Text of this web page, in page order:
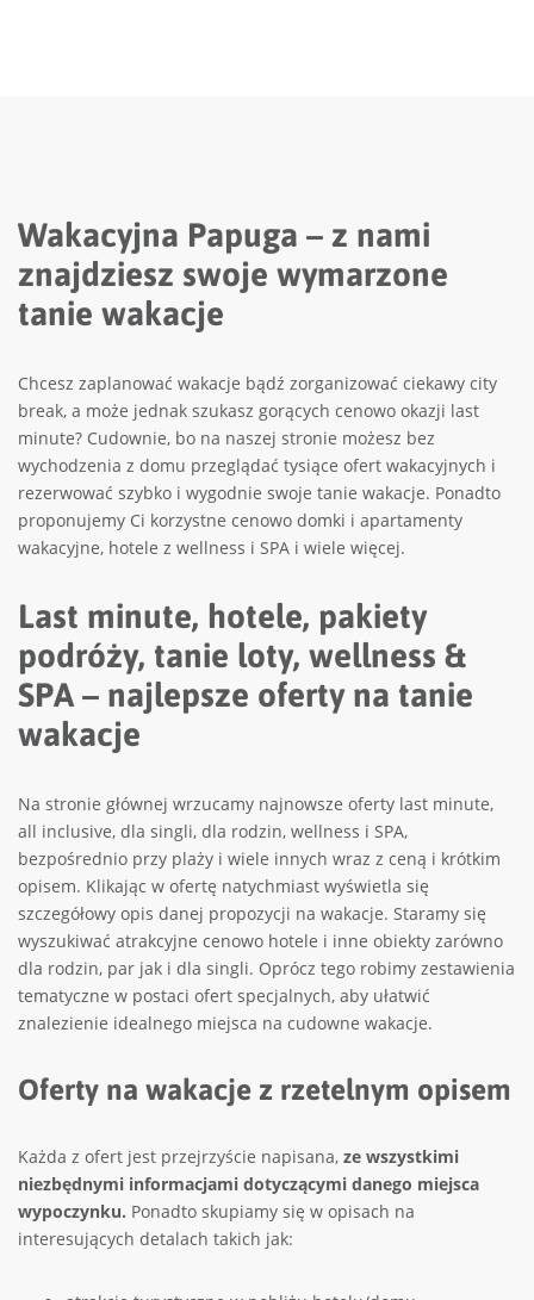
Wakacyjna Papuga – z nami
znajdziesz swoje wymarzone
tanie wakacje
Chcesz zaplanować wakacje bądź zorganizować ciekawy city
break, a może jednak szukasz gorących cenowo okazji last
minute? Cudownie, bo na naszej stronie możesz bez
wychodzenia z domu przeglądać tysiące ofert wakacyjnych i
rezerwować szybko i wygodnie swoje tanie wakacje. Ponadto
proponujemy Ci korzystne cenowo domki i apartamenty
wakacyjne, hotele z wellness i SPA i wiele więcej.
Last minute, hotele, pakiety
podróży, tanie loty, wellness &
SPA – najlepsze oferty na tanie
wakacje
Na stronie głównej wrzucamy najnowsze oferty last minute,
all inclusive, dla singli, dla rodzin, wellness i SPA,
bezpośrednio przy plaży i wiele innych wraz z ceną i krótkim
opisem. Klikając w ofertę natychmiast wyświetla się
szczegółowy opis danej propozycji na wakacje. Staramy się
wyszukiwać atrakcyjne cenowo hotele i inne obiekty zarówno
dla rodzin, par jak i dla singli. Oprócz tego robimy zestawienia
tematyczne w postaci ofert specjalnych, aby ułatwić
znalezienie idealnego miejsca na cudowne wakacje.
Oferty na wakacje z rzetelnym opisem
Każda z ofert jest przejrzyście napisana, ze wszystkimi
niezbędnymi informacjami dotyczącymi danego miejsca
wypoczynku. Ponadto skupiamy się w opisach na
interesujących detalach takich jak: